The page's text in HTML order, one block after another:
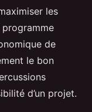
les
de
le bon
d’un projet.